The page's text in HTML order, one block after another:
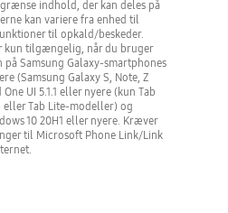
indhold, der kan deles på
kan variere fra enhed til
til opkald/beskeder.
kun tilgængelig, når du bruger
Samsung Galaxy-smartphones
(Samsung Galaxy S, Note, Z
UI 5.1.1 eller nyere (kun Tab
eller Tab Lite-modeller) og
10 20H1 eller nyere. Kræver
til Microsoft Phone Link/Link